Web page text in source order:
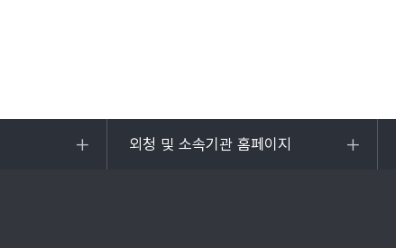
외청 및 소속기관 홈페이지
목록